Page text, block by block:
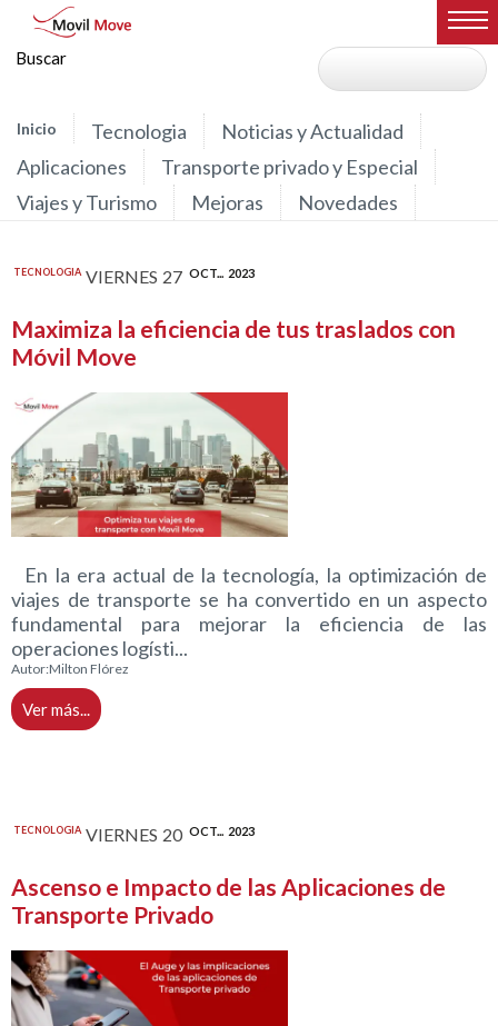
Inicio Tecnologia
Noticias y Actualidad
Aplicaciones
Transporte privado y Especial
Viajes y Turismo
Mejoras Novedades
TECNOLOGIA VIERNES 27 OCT... 2023
Maximiza la eficiencia de tus traslados con
Móvil Move
En la era actual de la tecnología, la optimización de
viajes de transporte se ha convertido en un aspecto
fundamental para mejorar la eficiencia de las
operaciones logísti...
Autor:Milton Flórez
Ver más...
TECNOLOGIA VIERNES 20 OCT... 2023
Ascenso e Impacto de las Aplicaciones de
Transporte Privado